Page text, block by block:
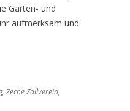
Garten- und
aufmerksam und
Zeche Zollverein,